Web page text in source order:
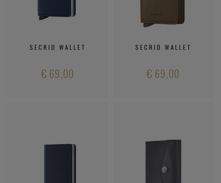
SECRID WALLET
€ 69,00
SECRID WALLET
€ 69,00